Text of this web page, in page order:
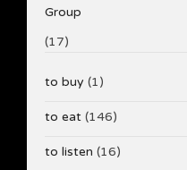
Group
(17)
to buy (1)
to eat (146)
to listen (16)